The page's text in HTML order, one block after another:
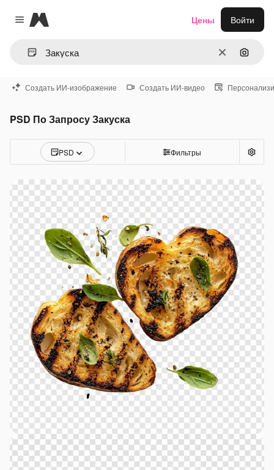
Close menu
Magnific
ОчиститьПоиск
Цены Войти
Создать ИИ-изображение Создать ИИ-видео
PSD По Запросу Закуска
PSD Фильтры